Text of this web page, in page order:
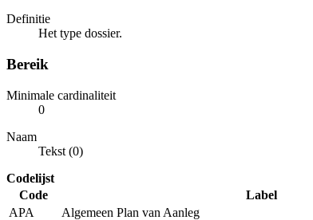
Definitie
Het type dossier.
Bereik
Minimale cardinaliteit
0
Naam
Tekst (0)
Codelijst
Code
Label
APA
Algemeen Plan van Aanleg